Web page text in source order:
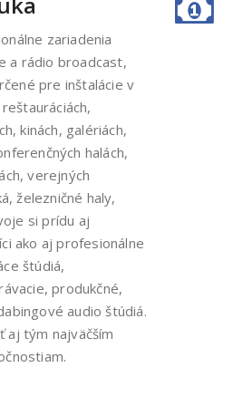
zariadenia
a rádio broadcast,
pre inštalácie v
kinách, galériách,
halách,
verejných
železničné haly,
si prídu aj
ako aj profesionálne
štúdiá,
produkčné,
audio štúdiá.
aj tým najväčším